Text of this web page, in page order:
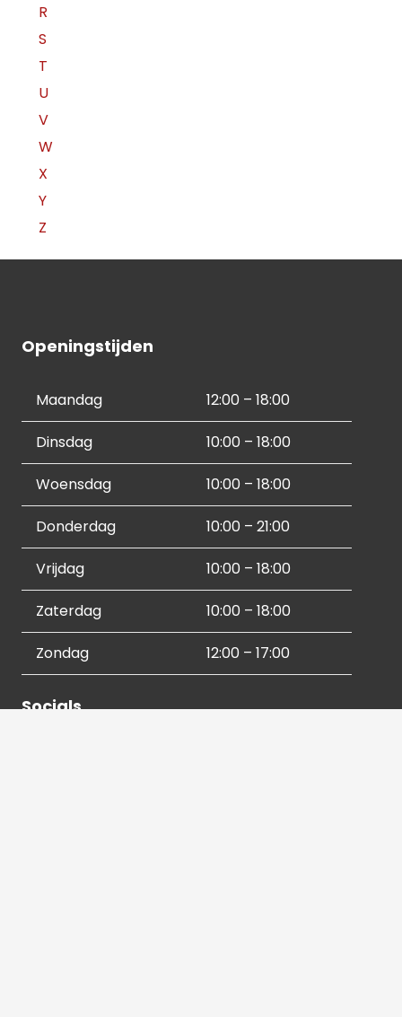
R
S
T
U
V
W
X
Y
Z
Openingstijden
Maandag 12:00 – 18:00
Dinsdag 10:00 – 18:00
Woensdag 10:00 – 18:00
Donderdag 10:00 – 21:00
Vrijdag 10:00 – 18:00
Zaterdag 10:00 – 18:00
Zondag 12:00 – 17:00
Socials